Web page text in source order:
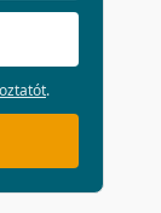
.